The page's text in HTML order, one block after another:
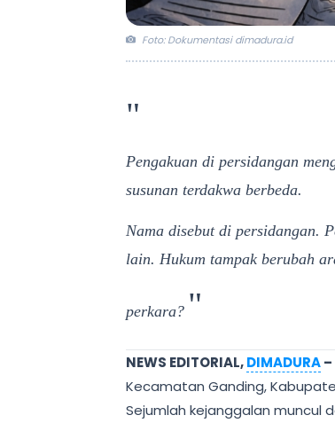
Foto: Dokumentasi dimadura.id
"
Pengakuan di persidangan
susunan terdakwa berbeda.
Nama disebut di persidangan.
lain. Hukum tampak berubah
perkara? "
NEWS EDITORIAL,DIMADURA–
Kecamatan Ganding,
Sejumlah kejanggalan muncul